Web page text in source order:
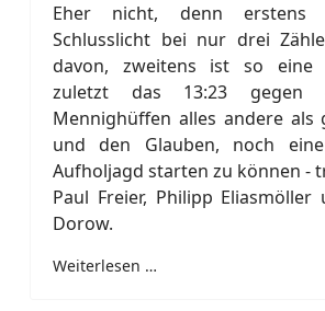
Eher nicht, denn erstens
Schlusslicht bei nur drei
davon, zweitens ist so eine
zuletzt das 13:23 gegen
Mennighüffen alles andere
und den Glauben, noch
Aufholjagd starten zu können -
Paul Freier, Philipp Eliasmöller
Dorow.
Weiterlesen …